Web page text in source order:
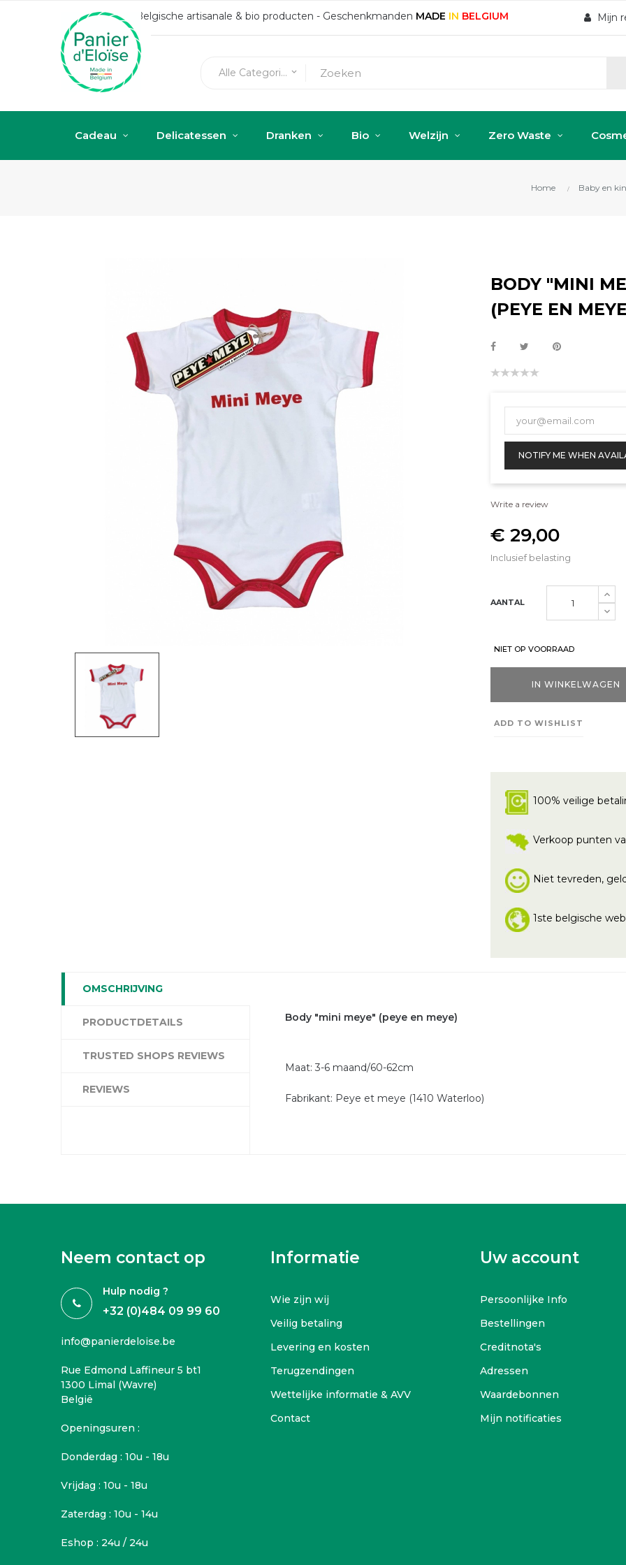
Belgische artisanale & bio producten - Geschenkmanden MADE IN BELGIUM Mijn
Alle Categorieën keyboard_arrow_down
Cadeau Delicatessen Dranken Bio Welzijn Zero Waste
Home Baby en
BODY "MINI
(PEYE EN
NOTIFY ME WHEN
Write a review
€ 29,00
Inclusief belasting
AANTAL
NIET OP VOORRAAD
IN WINKELWAGEN
ADD TO WISHLIST
100% veilige
Verkoop punten
Niet tevreden,
1ste belgische
OMSCHRIJVING
PRODUCTDETAILS
TRUSTED SHOPS REVIEWS
REVIEWS
Body "mini meye" (peye en meye)
Maat: 3-6 maand/60-62cm
Fabrikant: Peye et meye (1410 Waterloo)
Neem contact op
Hulp nodig ?
+32 (0)484 09 99 60
info@panierdeloise.be
Rue Edmond Laffineur 5 bt1
1300 Limal (Wavre)
België
Openingsuren :
Donderdag : 10u - 18u
Vrijdag : 10u - 18u
Zaterdag : 10u - 14u
Eshop : 24u / 24u
Informatie
Wie zijn wij
Veilig betaling
Levering en kosten
Terugzendingen
Wettelijke informatie & AVV
Contact
Uw account
Persoonlijke Info
Bestellingen
Creditnota's
Adressen
Waardebonnen
Mijn notificaties